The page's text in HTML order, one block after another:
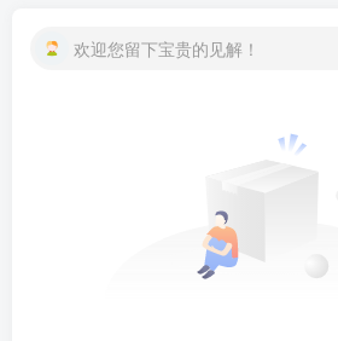
欢迎您留下宝贵的见解！